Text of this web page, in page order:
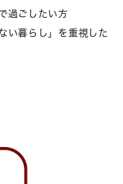
過ごしたい方
暮らし」を重視した